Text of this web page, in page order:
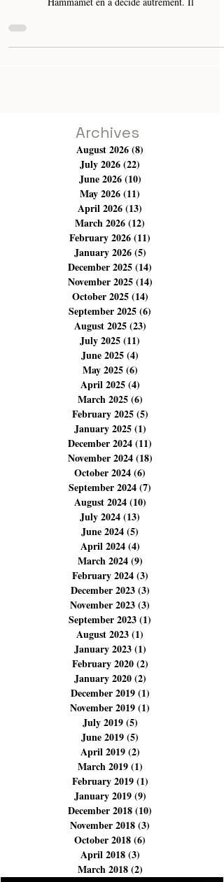
Du cinéma en été ? C’est ce qui manque véritablement
Hammamet en a décidé autrement. Il
Archives
August 2026 (8)
July 2026 (22)22 posts
June 2026(10)10 posts
May 2026(11)11 posts
April 2026(13)13 posts
March 2026(12)12 posts
February 2026 (11)11 posts
January 2026 (5)5 posts
December 2025(14)
November 2025(14)
October 2025 (14)
September 2025
August 2025(23)
July 2025(11)
June 2025(4)4 posts
May 2025(6)6 posts
April 2025(4)4 posts
March 2025(6)6 posts
February 2025 (5)5 posts
January 2025 (1)
December 2024(11)
November 2024(18)
October 2024(6)
September 2024
August 2024 (10)
July 2024(13)13 posts
June 2024(5)5 posts
April 2024(4)4 posts
March 2024(9)9 posts
February 2024(3)3 posts
December 2023(3)
November 2023 (3)
September 2023 (1)
August 2023 (1)1 post
January 2023(1)1 post
February 2020 (2)2 posts
January 2020(2)
December 2019(1)
November 2019(1)
July 2019 (5)5 posts
June 2019(5)5 posts
April 2019(2)2 posts
March 2019(1)1 post
February 2019 (1)1 post
January 2019 (9)
December 2018(10)
November 2018(3)3 posts